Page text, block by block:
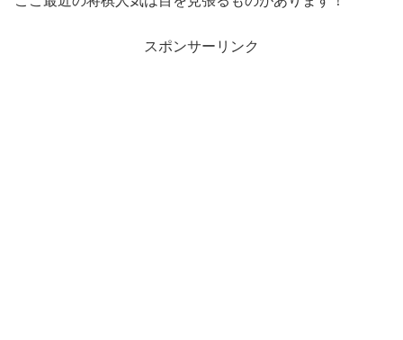
スポンサーリンク